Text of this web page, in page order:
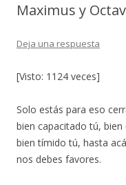
Maximus y
Deja una respuesta
[Visto: 1124 veces]
Solo estás para eso
bien capacitado tú,
bien tímido tú, hasta
nos debes favores.